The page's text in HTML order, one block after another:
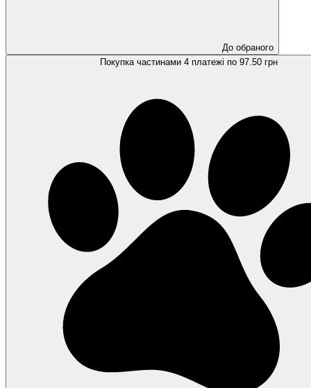
До обраного
Покупка частинами 4 платежі по 97.50 грн